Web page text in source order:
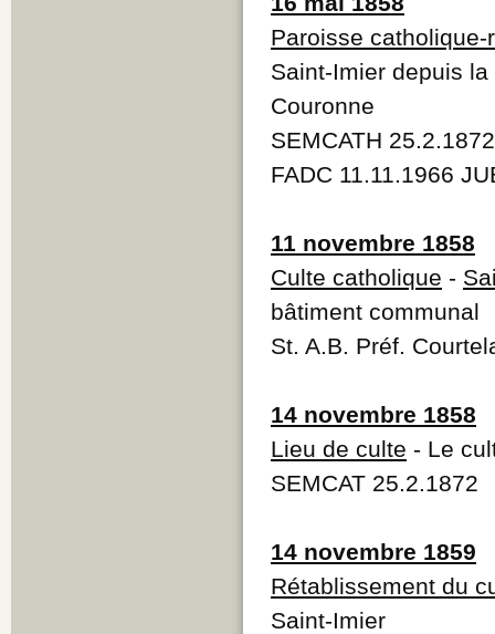
Paroisse catholique-
Saint-Imier depuis
Couronne
SEMCATH 25.2.1872
FADC 11.11.1966
11 novembre 1858
Culte catholique -
bâtiment communal
St. A.B. Préf.
14 novembre 1858
Lieu de culte - Le
SEMCAT 25.2.1872
14 novembre 1859
Rétablissement du
Saint-Imier